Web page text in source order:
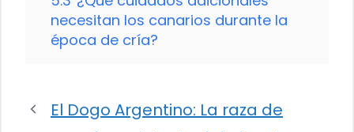
necesitan los canarios durante la
época de cría?
El Dogo Argentino: La raza de